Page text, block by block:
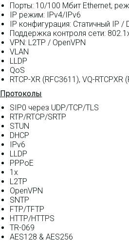
Порты: 10/100 Мбит Ethernet,
IP режим: IPv4/IPv6
IP конфигурация: Статичный IP /
Поддержка контроля сети:
VPN: L2TP / OpenVPN
VLAN
LLDP
QoS
RTCP-XR (RFC3611), VQ-RTCPXR
Протоколы
SIP0 через UDP/TCP/TLS
RTP/RTCP/SRTP
STUN
DHCP
IPv6
LLDP
PPPoE
1x
L2TP
OpenVPN
SNTP
FTP/TFTP
HTTP/HTTPS
TR-069
AES128 & AES256